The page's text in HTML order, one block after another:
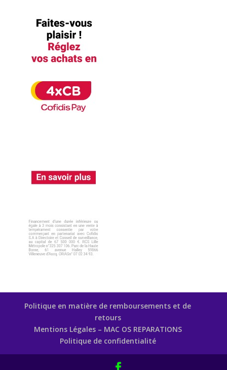
Politique en matière de remboursements et de
retours
Mentions Légales – MAC OS REPARATIONS
Politique de confidentialité